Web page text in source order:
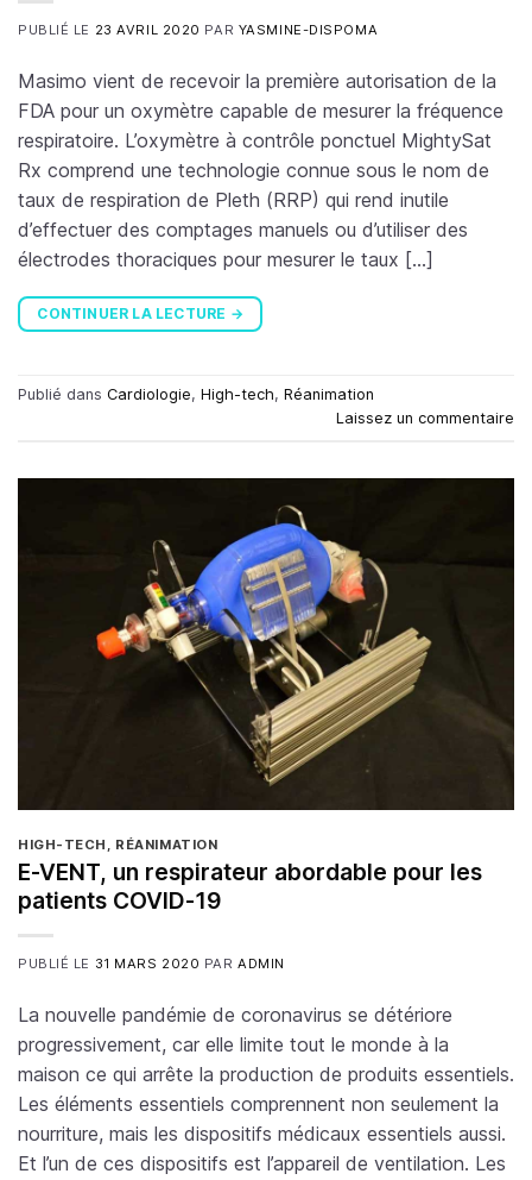
PUBLIÉ LE 23 AVRIL 2020 PAR YASMINE-DISPOMA
Masimo vient de recevoir la première autorisation de la
FDA pour un oxymètre capable de mesurer la fréquence
respiratoire. L’oxymètre à contrôle ponctuel MightySat
Rx comprend une technologie connue sous le nom de
taux de respiration de Pleth (RRP) qui rend inutile
d’effectuer des comptages manuels ou d’utiliser des
électrodes thoraciques pour mesurer le taux […]
CONTINUER LA LECTURE →
Publié dans Cardiologie, High-tech, Réanimation
Laissez un commentaire
HIGH-TECH RÉANIMATION
E-VENT, un respirateur abordable pour les
patients COVID-19
PUBLIÉ LE 31 MARS 2020 PARADMIN
La nouvelle pandémie de coronavirus se détériore
progressivement, car elle limite tout le monde à la
maison ce qui arrête la production de produits essentiels.
Les éléments essentiels comprennent non seulement la
nourriture, mais les dispositifs médicaux essentiels aussi.
Et l’un de ces dispositifs est l’appareil de ventilation. Les